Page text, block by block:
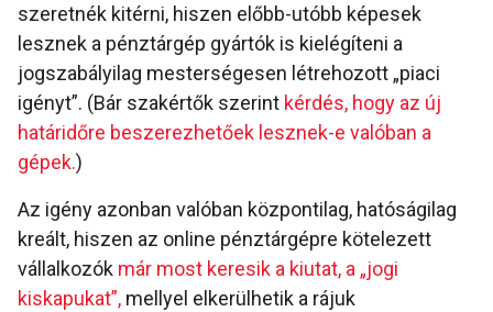
szeretnék kitérni, hiszen előbb-utóbb képesek
lesznek a pénztárgép gyártók is kielégíteni a
jogszabályilag mesterségesen létrehozott „piaci
igényt”. (Bár szakértők szerint kérdés, hogy az új
határidőre beszerezhetőek lesznek-e valóban a
gépek.)
Az igény azonban valóban központilag, hatóságilag
kreált, hiszen az online pénztárgépre kötelezett
vállalkozók már most keresik a kiutat, a „jogi
kiskapukat”, mellyel elkerülhetik a rájuk